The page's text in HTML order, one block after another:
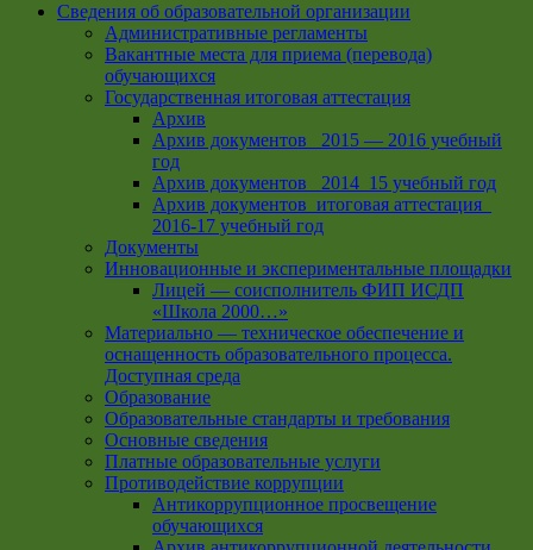
Сведения об образовательной организации
Административные регламенты
Вакантные места для приема (перевода)
обучающихся
Государственная итоговая аттестация
Архив
Архив документов _2015 — 2016 учебный
год
Архив документов_ 2014_15 учебный год
Архив документов_итоговая аттестация_
2016-17 учебный год
Документы
Инновационные и экспериментальные площадки
Лицей — соисполнитель ФИП ИСДП
«Школа 2000…»
Материально — техническое обеспечение и
оснащенность образовательного процесса.
Доступная среда
Образование
Образовательные стандарты и требования
Основные сведения
Платные образовательные услуги
Противодействие коррупции
Антикоррупционное просвещение
обучающихся